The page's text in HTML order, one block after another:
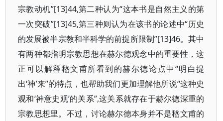
宗教动机”[13]44,第二种认为“这本书是自然主义的第
一次突破”[13]45,第三种则认为在该书的论述中“历史
的发展被半宗教和半科学的前提所限制”[13]46。其中
有两种都指明宗教思想在赫尔德观念中的重要性，这
正可以解释嵇文甫所看到的赫尔德论点中“明白提
出‘神’来”的特点，也帮助我们更加理解他所说“这种史
观和‘神意史观’的关系”,这关系就存在于赫尔德深重的
宗教思想里。不过，讨论赫尔德本身并不是嵇文甫的